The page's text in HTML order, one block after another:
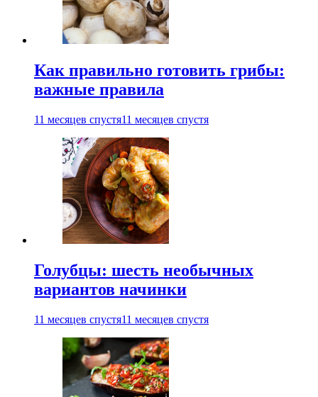
Как правильно готовить грибы:
важные правила
11 месяцев спустя11 месяцев спустя
Голубцы: шесть необычных
вариантов начинки
11 месяцев спустя11 месяцев спустя